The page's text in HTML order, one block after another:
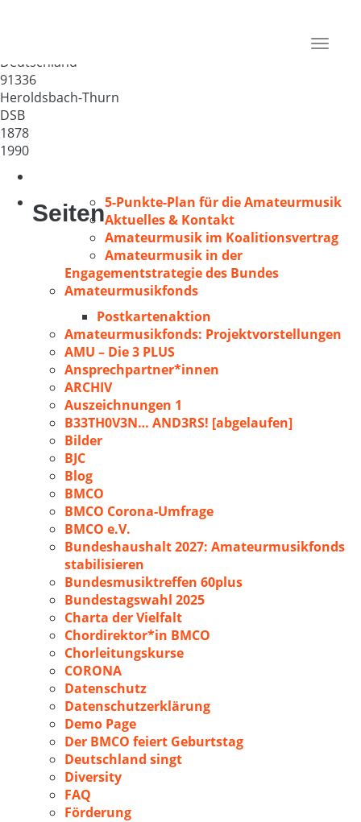
Toggle
Deutschland
91336
Heroldsbach-Thurn
DSB
1878
1990
Seiten5-Punkte-Plan für die Amateurmusik
Aktuelles & Kontakt
Amateurmusik im Koalitionsvertrag
Amateurmusik in der
Engagementstrategie des Bundes
Amateurmusikfonds
Postkartenaktion
Amateurmusikfonds: Projektvorstellungen
AMU – Die 3 PLUS
Ansprechpartner*innen
ARCHIV
Auszeichnungen 1
B33TH0V3N… AND3RS! [abgelaufen]
Bilder
BJC
Blog
BMCO
BMCO Corona-Umfrage
BMCO e.V.
Bundeshaushalt 2027: Amateurmusikfonds
stabilisieren
Bundesmusiktreffen 60plus
Bundestagswahl 2025
Charta der Vielfalt
Chordirektor*in BMCO
Chorleitungskurse
CORONA
Datenschutz
Datenschutzerklärung
Demo Page
Der BMCO feiert Geburtstag
Deutschland singt
Diversity
FAQ
Förderung